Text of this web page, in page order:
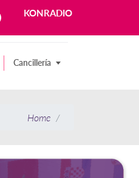
KONRADIO
Cancillería
Home